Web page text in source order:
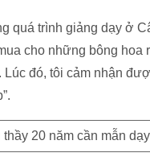
quá trình giảng dạy ở
cho những bông hoa
đó, tôi cảm nhận